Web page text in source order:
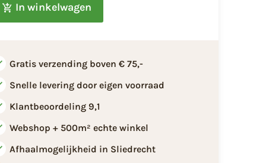
In winkelwagen
Gratis verzending boven € 75,-
Snelle levering door eigen voorraad
Klantbeoordeling 9,1
Webshop + 500m² echte winkel
Afhaalmogelijkheid in Sliedrecht